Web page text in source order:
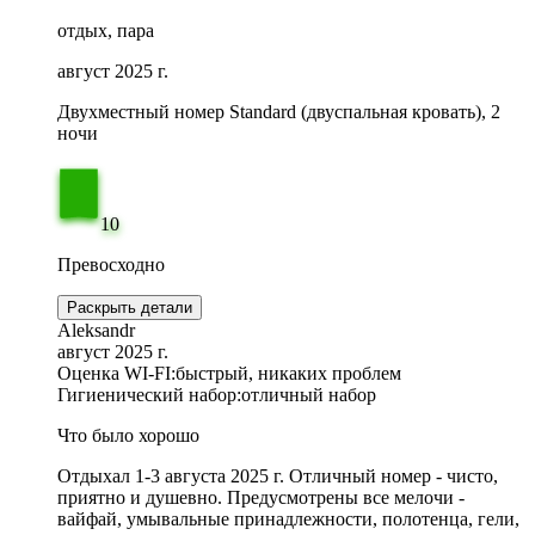
отдых, пара
август 2025 г.
Двухместный номер Standard (двуспальная кровать), 2
ночи
10
Превосходно
Раскрыть детали
Aleksandr
август 2025 г.
Оценка WI-FI:быстрый, никаких проблем
Гигиенический набор:отличный набор
Что было хорошо
Отдыхал 1-3 августа 2025 г. Отличный номер - чисто,
приятно и душевно. Предусмотрены все мелочи -
вайфай, умывальные принадлежности, полотенца, гели,